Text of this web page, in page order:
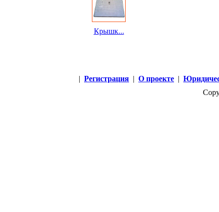
Крышк...
| Регистрация | О проекте |